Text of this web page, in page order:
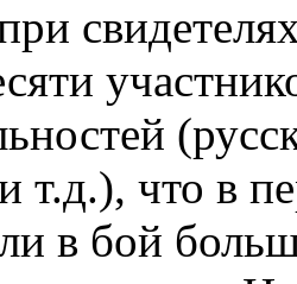
т.д.), что в
в бой